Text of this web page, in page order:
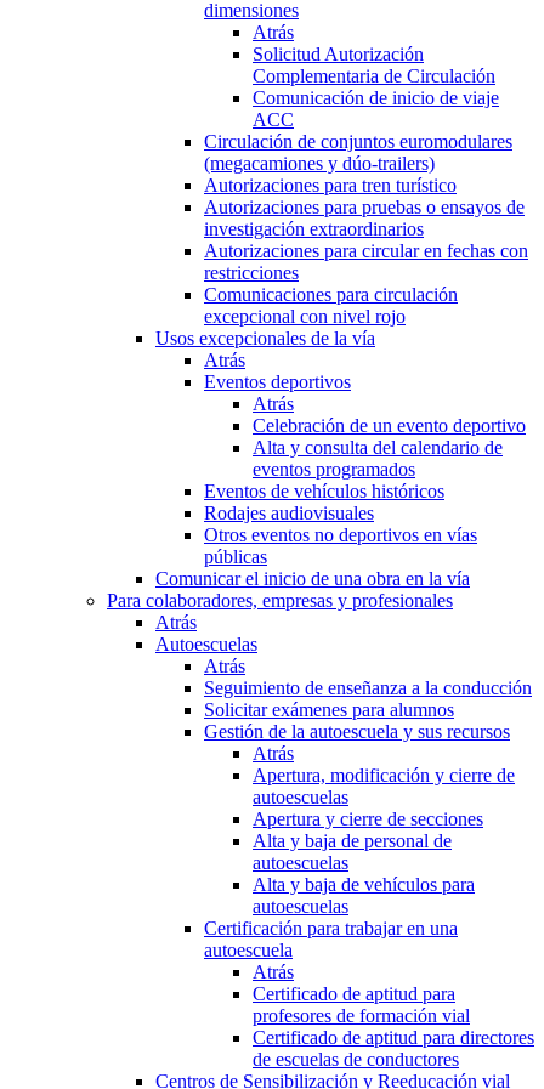
dimensiones
Atrás
Solicitud Autorización
Complementaria de Circulación
Comunicación de inicio de viaje
ACC
Circulación de conjuntos euromodulares
(megacamiones y dúo-trailers)
Autorizaciones para tren turístico
Autorizaciones para pruebas o ensayos de
investigación extraordinarios
Autorizaciones para circular en fechas con
restricciones
Comunicaciones para circulación
excepcional con nivel rojo
Usos excepcionales de la vía
Atrás
Eventos deportivos
Atrás
Celebración de un evento deportivo
Alta y consulta del calendario de
eventos programados
Eventos de vehículos históricos
Rodajes audiovisuales
Otros eventos no deportivos en vías
públicas
Comunicar el inicio de una obra en la vía
Para colaboradores, empresas y profesionales
Atrás
Autoescuelas
Atrás
Seguimiento de enseñanza a la conducción
Solicitar exámenes para alumnos
Gestión de la autoescuela y sus recursos
Atrás
Apertura, modificación y cierre de
autoescuelas
Apertura y cierre de secciones
Alta y baja de personal de
autoescuelas
Alta y baja de vehículos para
autoescuelas
Certificación para trabajar en una
autoescuela
Atrás
Certificado de aptitud para
profesores de formación vial
Certificado de aptitud para directores
de escuelas de conductores
Centros de Sensibilización y Reeducación vial